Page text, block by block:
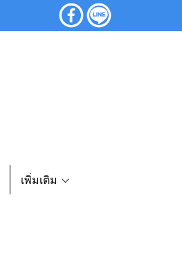
เพิ่มเติม